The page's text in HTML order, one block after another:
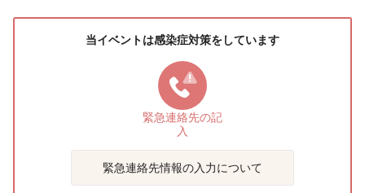
当イベントは感染症対策をしています
緊急連絡先の記
入
緊急連絡先情報の入力について